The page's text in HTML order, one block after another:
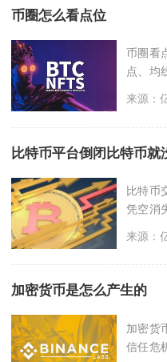
币圈怎么看点位
币圈看
点、均
来源：
比特币平台倒闭比特币就
比特币
凭空消
来源：
加密货币是怎么产生的
加密货
信任危